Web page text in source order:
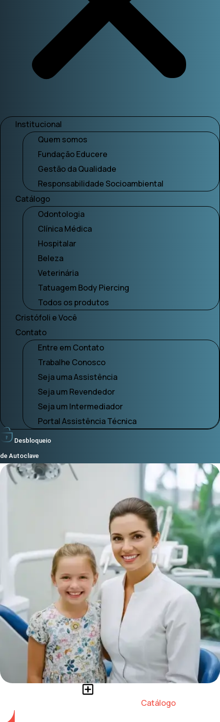
Institucional
Quem somos
Fundação Educere
Gestão da Qualidade
Responsabilidade Socioambiental
Catálogo
Odontologia
Clínica Médica
Hospitalar
Beleza
Veterinária
Tatuagem Body Piercing
Todos os produtos
Cristófoli e Você
Contato
Entre em Contato
Trabalhe Conosco
Seja uma Assistência
Seja um Revendedor
Seja um Intermediador
Portal Assistência Técnica
Desbloqueio
de Autoclave
Catálogo